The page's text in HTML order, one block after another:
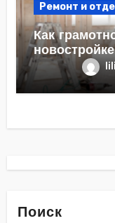
Ремонт и
Как
Поиск